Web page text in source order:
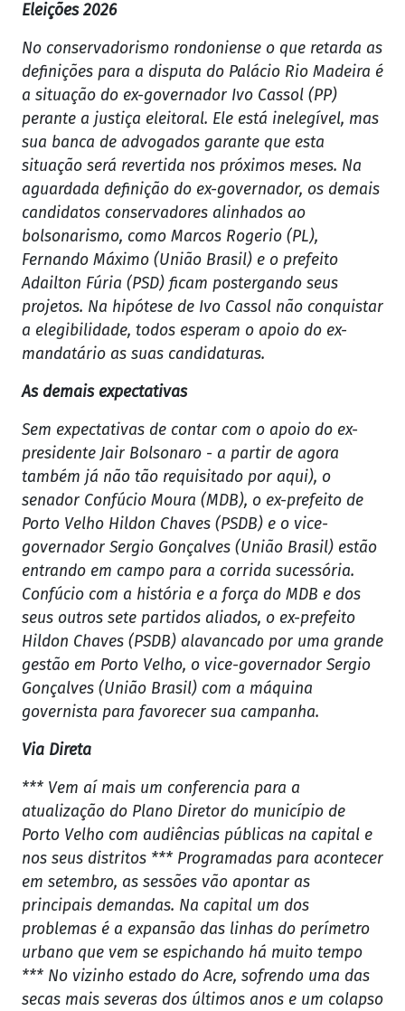
Eleições 2026
No conservadorismo rondoniense o que retarda as
definições para a disputa do Palácio Rio Madeira é
a situação do ex-governador Ivo Cassol (PP)
perante a justiça eleitoral. Ele está inelegível, mas
sua banca de advogados garante que esta
situação será revertida nos próximos meses. Na
aguardada definição do ex-governador, os demais
candidatos conservadores alinhados ao
bolsonarismo, como Marcos Rogerio (PL),
Fernando Máximo (União Brasil) e o prefeito
Adailton Fúria (PSD) ficam postergando seus
projetos. Na hipótese de Ivo Cassol não conquistar
a elegibilidade, todos esperam o apoio do ex-
mandatário as suas candidaturas.
As demais expectativas
Sem expectativas de contar com o apoio do ex-
presidente Jair Bolsonaro - a partir de agora
também já não tão requisitado por aqui), o
senador Confúcio Moura (MDB), o ex-prefeito de
Porto Velho Hildon Chaves (PSDB) e o vice-
governador Sergio Gonçalves (União Brasil) estão
entrando em campo para a corrida sucessória.
Confúcio com a história e a força do MDB e dos
seus outros sete partidos aliados, o ex-prefeito
Hildon Chaves (PSDB) alavancado por uma grande
gestão em Porto Velho, o vice-governador Sergio
Gonçalves (União Brasil) com a máquina
governista para favorecer sua campanha.
Via Direta
*** Vem aí mais um conferencia para a
atualização do Plano Diretor do município de
Porto Velho com audiências públicas na capital e
nos seus distritos *** Programadas para acontecer
em setembro, as sessões vão apontar as
principais demandas. Na capital um dos
problemas é a expansão das linhas do perímetro
urbano que vem se espichando há muito tempo
*** No vizinho estado do Acre, sofrendo uma das
secas mais severas dos últimos anos e um colapso